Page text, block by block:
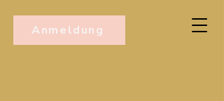
Anmeldung